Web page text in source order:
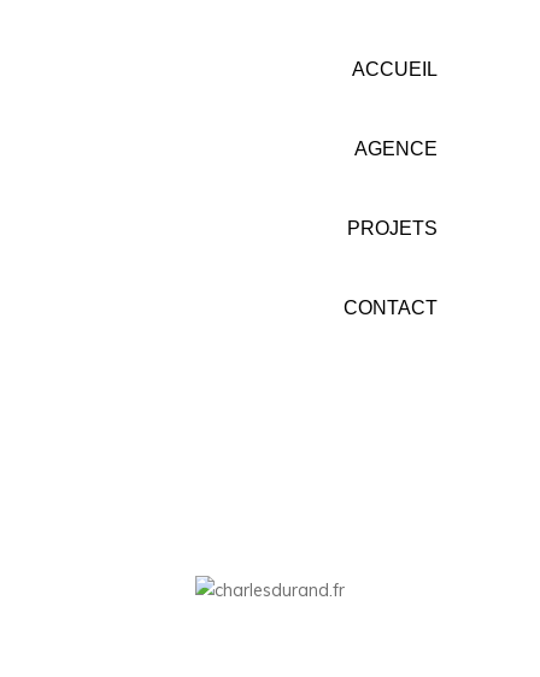
ACCUEIL
AGENCE
PROJETS
CONTACT